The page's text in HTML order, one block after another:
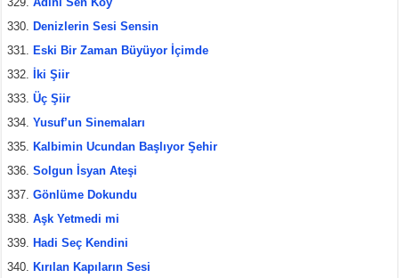
Denizlerin Sesi Sensin
Eski Bir Zaman Büyüyor İçimde
İki Şiir
Üç Şiir
Yusuf’un Sinemaları
Kalbimin Ucundan Başlıyor Şehir
Solgun İsyan Ateşi
Gönlüme Dokundu
Aşk Yetmedi mi
Hadi Seç Kendini
Kırılan Kapıların Sesi